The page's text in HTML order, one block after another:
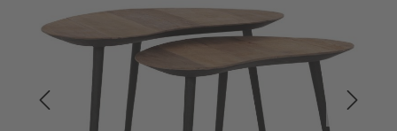
Bildergalerie überspringen